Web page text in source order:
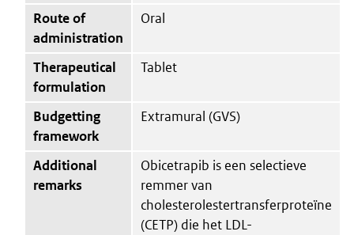
Route of
administration
Oral
Therapeutical
formulation
Tablet
Budgetting
framework
Extramural (GVS)
Additional
remarks
Obicetrapib is een selectieve
remmer van
cholesterolestertransferproteïne
(CETP) die het LDL-